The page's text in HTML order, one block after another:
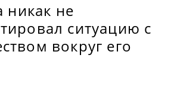
никак не
ситуацию с
вокруг его